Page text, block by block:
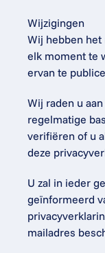
Wijzigingen
Wij hebben
elk moment te
ervan te
Wij raden u
regelmatige
verifiëren of u
deze
U zal in ieder
geïnformeerd
mailadres